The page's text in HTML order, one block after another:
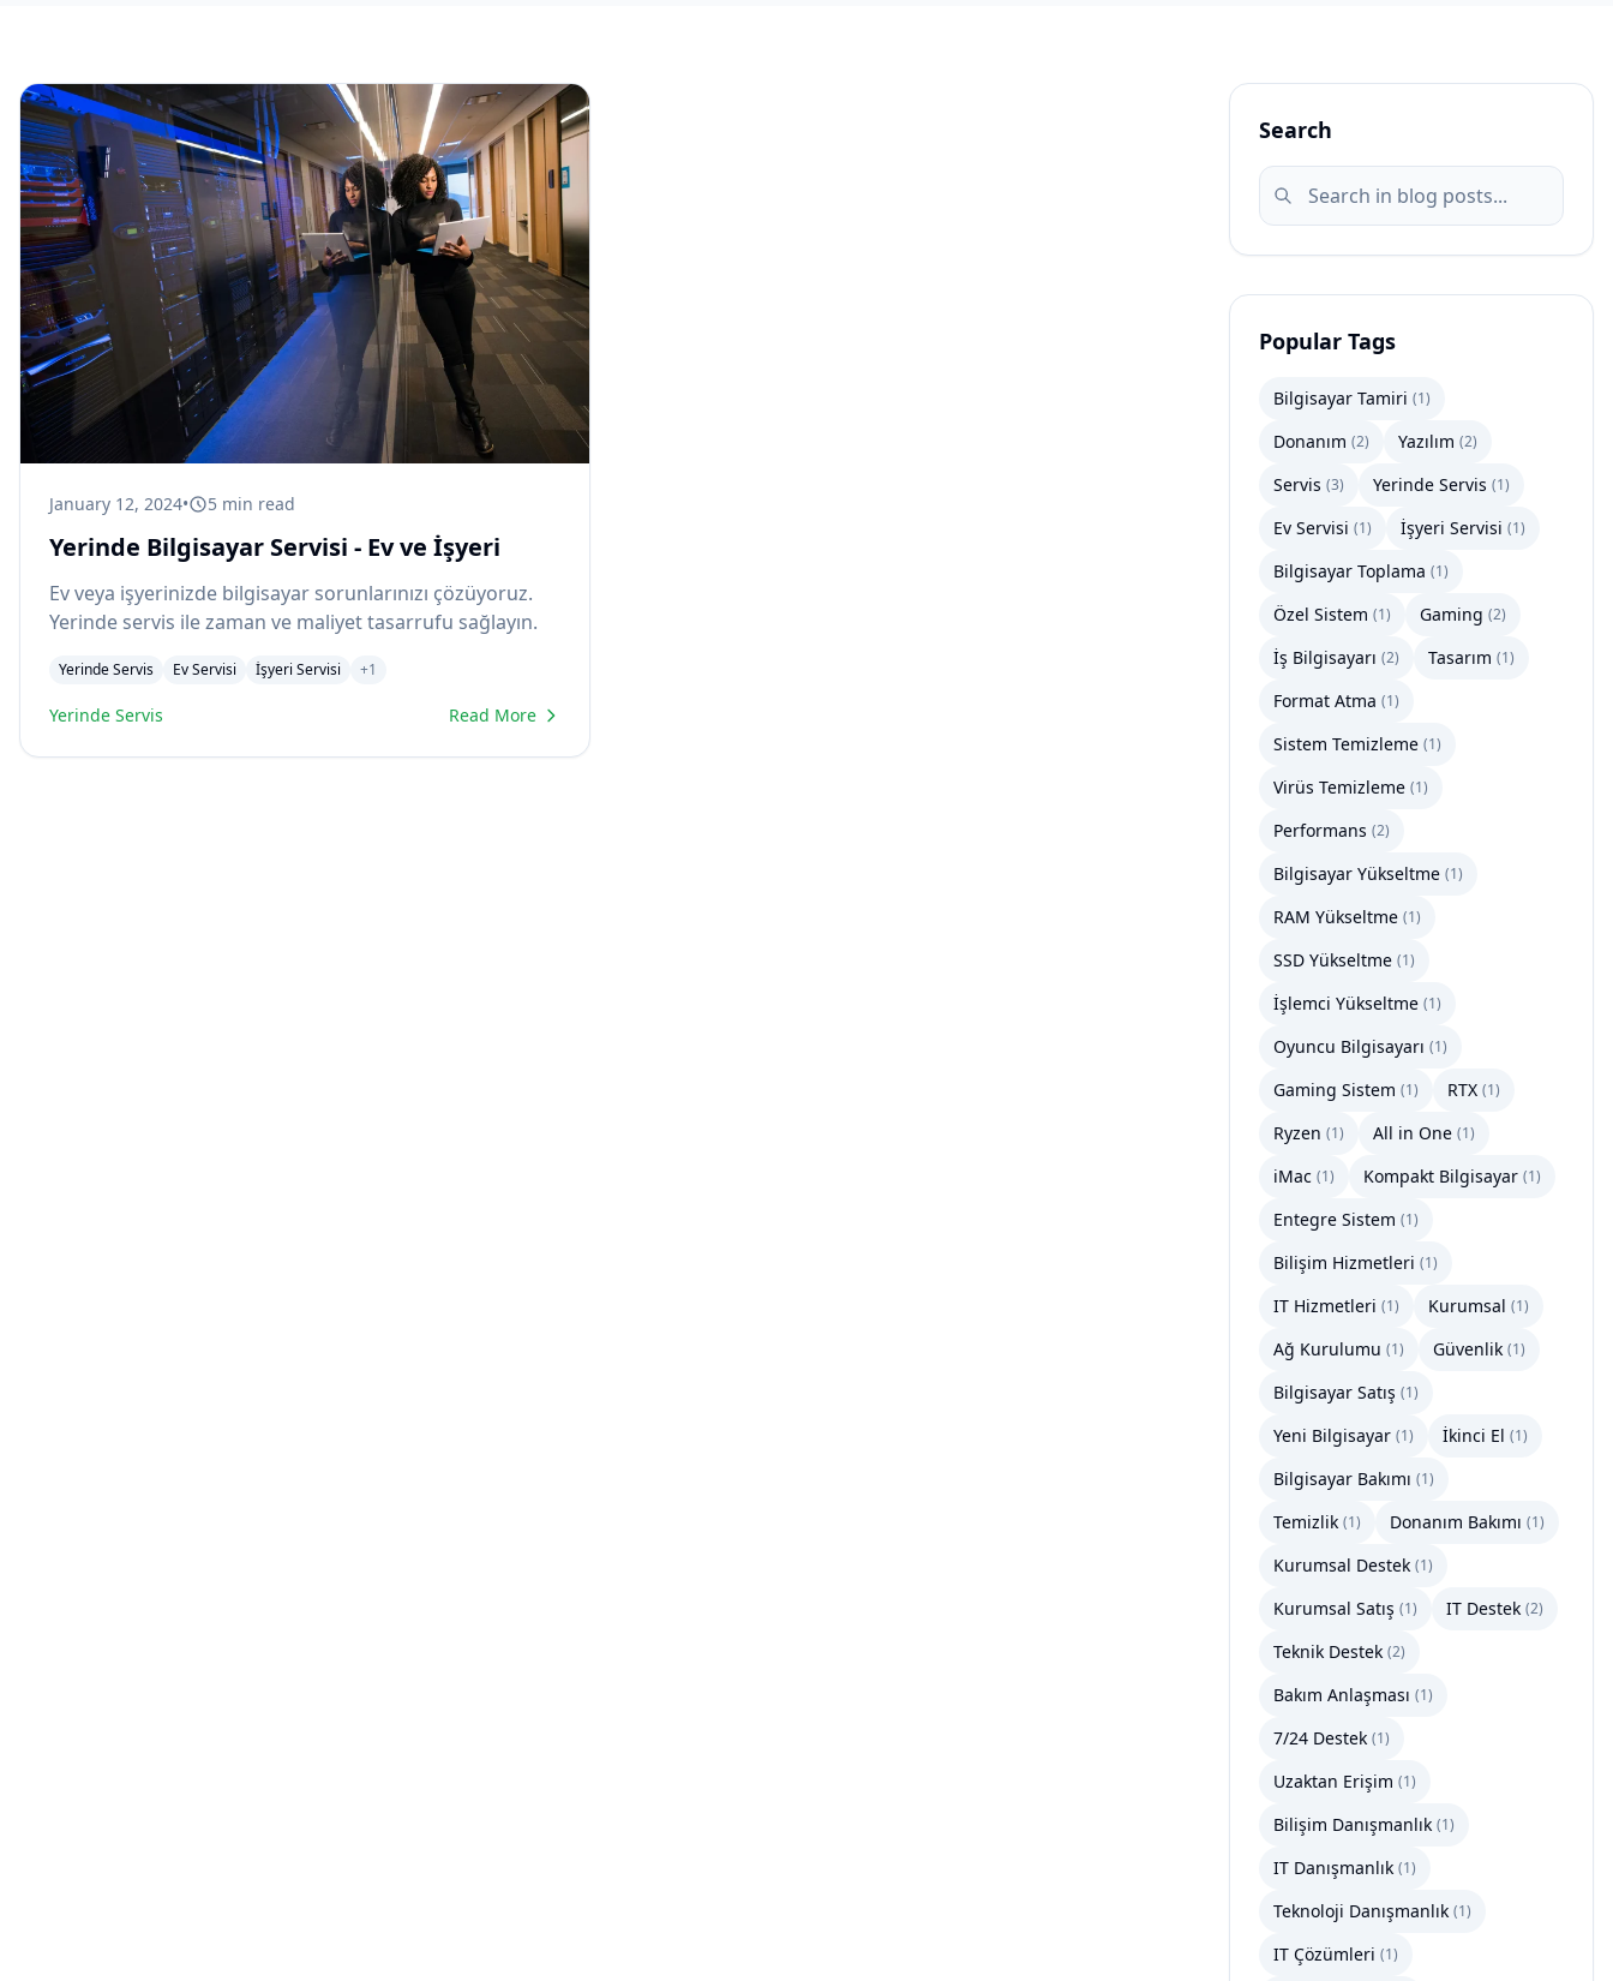
January 12, 2024• 5 min read
Yerinde Bilgisayar Servisi - Ev ve İşyeri
Ev veya işyerinizde bilgisayar sorunlarınızı çözüyoruz.
Yerinde servis ile zaman ve maliyet tasarrufu sağlayın.
Yerinde Servis Ev Servisi İşyeri Servisi +1
Yerinde Servis Read More
Search
Popular Tags
Bilgisayar Tamiri (1)
Donanım (2) Yazılım (2)
Servis (3) Yerinde Servis (1)
Ev Servisi (1) İşyeri Servisi (1)
Bilgisayar Toplama (1)
Özel Sistem (1) Gaming (2)
İş Bilgisayarı (2) Tasarım (1)
Format Atma (1)
Sistem Temizleme (1)
Virüs Temizleme (1)
Performans (2)
Bilgisayar Yükseltme (1)
RAM Yükseltme (1)
SSD Yükseltme (1)
İşlemci Yükseltme (1)
Oyuncu Bilgisayarı (1)
Gaming Sistem (1) RTX (1)
Ryzen (1) All in One (1)
iMac (1) Kompakt Bilgisayar (1)
Entegre Sistem (1)
Bilişim Hizmetleri (1)
IT Hizmetleri (1) Kurumsal (1)
Ağ Kurulumu (1) Güvenlik (1)
Bilgisayar Satış (1)
Yeni Bilgisayar (1) İkinci El (1)
Bilgisayar Bakımı (1)
Temizlik (1) Donanım Bakımı (1)
Kurumsal Destek (1)
Kurumsal Satış (1) IT Destek (2)
Teknik Destek (2)
Bakım Anlaşması (1)
7/24 Destek (1)
Uzaktan Erişim (1)
Bilişim Danışmanlık (1)
IT Danışmanlık (1)
Teknoloji Danışmanlık (1)
IT Çözümleri (1)